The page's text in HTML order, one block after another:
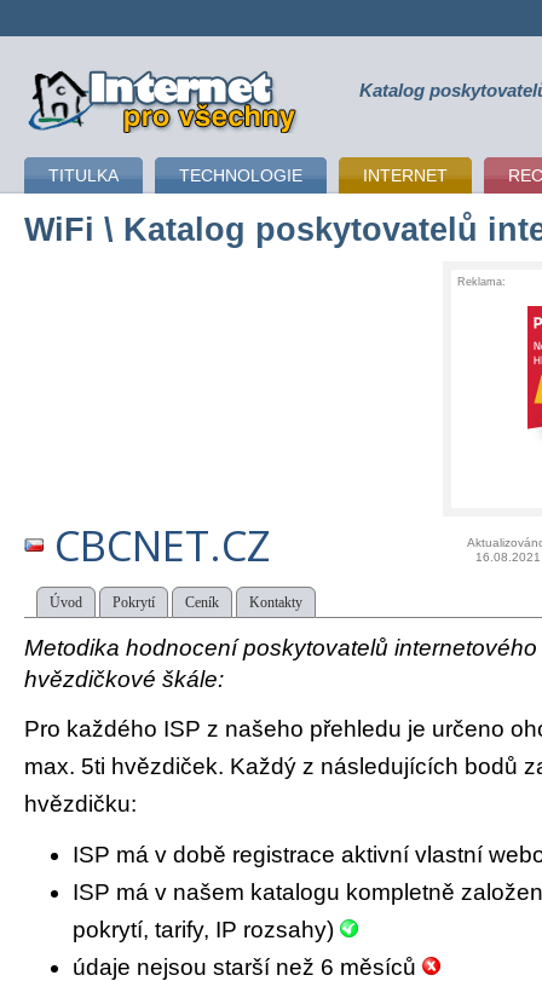
připojení k internetu Katalog
TITULKA TECHNOLOGIE INTERNET
WiFi \ Katalog poskytovatelů
Reklama:
CBCNET.CZ
16.08.2021
Úvod Pokrytí Ceník Kontakty
Metodika hodnocení poskytovatelů
hvězdičkové škále:
Pro každého ISP z našeho přehledu je určeno
max. 5ti hvězdiček. Každý z následujících bodů
hvězdičku:
ISP má v době registrace aktivní vlastní
ISP má v našem katalogu kompletně
pokrytí, tarify, IP rozsahy)
údaje nejsou starší než 6 měsíců